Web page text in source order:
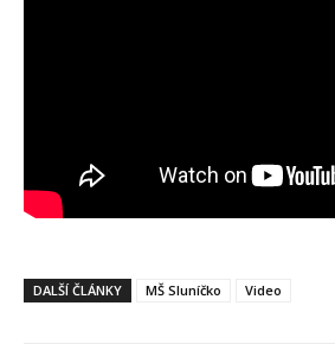
DALŠÍ ČLÁNKY MŠ Sluníčko Video